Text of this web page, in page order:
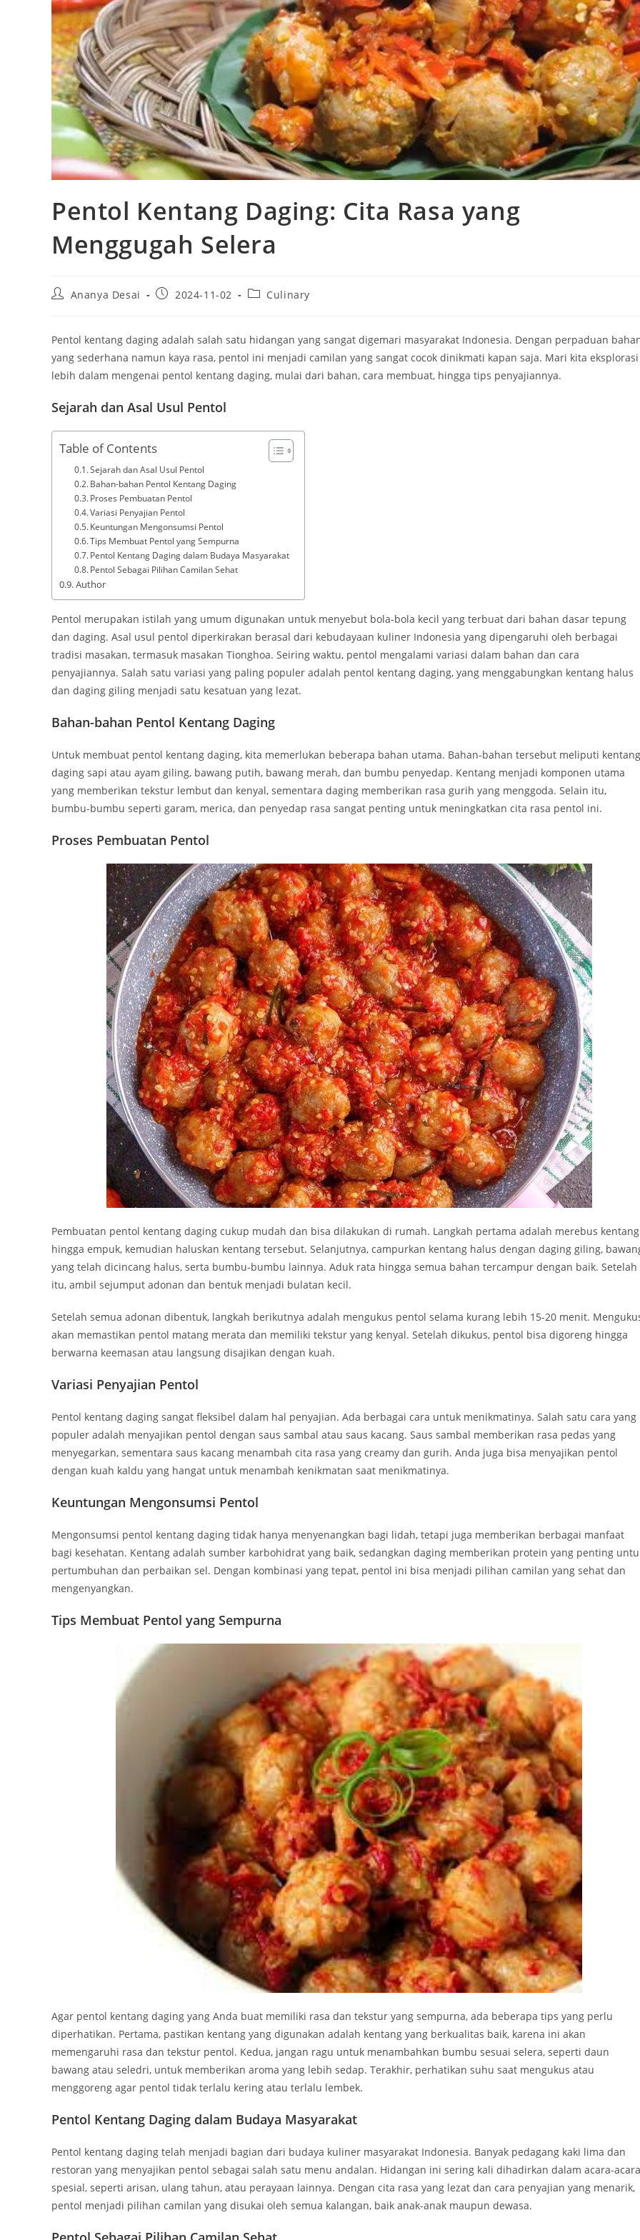
Pentol Kentang Daging: Cita Rasa yang
Menggugah Selera
PostAnanya Desai
Post2024-11-02
PostCulinary
Pentol kentang daging adalah salah satu hidangan yang sangat digemari masyarakat Indonesia. Dengan perpaduan
yang sederhana namun kaya rasa, pentol ini menjadi camilan yang sangat cocok dinikmati kapan saja. Mari kita eksplorasi
lebih dalam mengenai pentol kentang daging, mulai dari bahan, cara membuat, hingga tips penyajiannya.
Sejarah dan Asal Usul Pentol
Table of Contents
Sejarah dan Asal Usul Pentol
Bahan-bahan Pentol Kentang Daging
Proses Pembuatan Pentol
Variasi Penyajian Pentol
Keuntungan Mengonsumsi Pentol
Tips Membuat Pentol yang Sempurna
Pentol Kentang Daging dalam Budaya Masyarakat
Pentol Sebagai Pilihan Camilan Sehat
Author
Pentol merupakan istilah yang umum digunakan untuk menyebut bola-bola kecil yang terbuat dari bahan dasar tepung
dan daging. Asal usul pentol diperkirakan berasal dari kebudayaan kuliner Indonesia yang dipengaruhi oleh berbagai
tradisi masakan, termasuk masakan Tionghoa. Seiring waktu, pentol mengalami variasi dalam bahan dan cara
penyajiannya. Salah satu variasi yang paling populer adalah pentol kentang daging, yang menggabungkan kentang halus
dan daging giling menjadi satu kesatuan yang lezat.
Bahan-bahan Pentol Kentang Daging
Untuk membuat pentol kentang daging, kita memerlukan beberapa bahan utama. Bahan-bahan tersebut meliputi
daging sapi atau ayam giling, bawang putih, bawang merah, dan bumbu penyedap. Kentang menjadi komponen utama
yang memberikan tekstur lembut dan kenyal, sementara daging memberikan rasa gurih yang menggoda. Selain itu,
bumbu-bumbu seperti garam, merica, dan penyedap rasa sangat penting untuk meningkatkan cita rasa pentol ini.
Proses Pembuatan Pentol
Pembuatan pentol kentang daging cukup mudah dan bisa dilakukan di rumah. Langkah pertama adalah merebus kentang
hingga empuk, kemudian haluskan kentang tersebut. Selanjutnya, campurkan kentang halus dengan daging giling,
yang telah dicincang halus, serta bumbu-bumbu lainnya. Aduk rata hingga semua bahan tercampur dengan baik. Setelah
itu, ambil sejumput adonan dan bentuk menjadi bulatan kecil.
Setelah semua adonan dibentuk, langkah berikutnya adalah mengukus pentol selama kurang lebih 15-20 menit.
akan memastikan pentol matang merata dan memiliki tekstur yang kenyal. Setelah dikukus, pentol bisa digoreng hingga
berwarna keemasan atau langsung disajikan dengan kuah.
Variasi Penyajian Pentol
Pentol kentang daging sangat fleksibel dalam hal penyajian. Ada berbagai cara untuk menikmatinya. Salah satu cara yang
populer adalah menyajikan pentol dengan saus sambal atau saus kacang. Saus sambal memberikan rasa pedas yang
menyegarkan, sementara saus kacang menambah cita rasa yang creamy dan gurih. Anda juga bisa menyajikan pentol
dengan kuah kaldu yang hangat untuk menambah kenikmatan saat menikmatinya.
Keuntungan Mengonsumsi Pentol
Mengonsumsi pentol kentang daging tidak hanya menyenangkan bagi lidah, tetapi juga memberikan berbagai manfaat
bagi kesehatan. Kentang adalah sumber karbohidrat yang baik, sedangkan daging memberikan protein yang penting
pertumbuhan dan perbaikan sel. Dengan kombinasi yang tepat, pentol ini bisa menjadi pilihan camilan yang sehat dan
mengenyangkan.
Tips Membuat Pentol yang Sempurna
Agar pentol kentang daging yang Anda buat memiliki rasa dan tekstur yang sempurna, ada beberapa tips yang perlu
diperhatikan. Pertama, pastikan kentang yang digunakan adalah kentang yang berkualitas baik, karena ini akan
memengaruhi rasa dan tekstur pentol. Kedua, jangan ragu untuk menambahkan bumbu sesuai selera, seperti daun
bawang atau seledri, untuk memberikan aroma yang lebih sedap. Terakhir, perhatikan suhu saat mengukus atau
menggoreng agar pentol tidak terlalu kering atau terlalu lembek.
Pentol Kentang Daging dalam Budaya Masyarakat
Pentol kentang daging telah menjadi bagian dari budaya kuliner masyarakat Indonesia. Banyak pedagang kaki lima dan
restoran yang menyajikan pentol sebagai salah satu menu andalan. Hidangan ini sering kali dihadirkan dalam acara-acara
spesial, seperti arisan, ulang tahun, atau perayaan lainnya. Dengan cita rasa yang lezat dan cara penyajian yang menarik,
pentol menjadi pilihan camilan yang disukai oleh semua kalangan, baik anak-anak maupun dewasa.